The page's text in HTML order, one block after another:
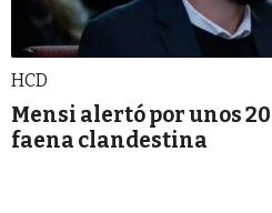
HCD
Mensi alertó por unos
faena clandestina